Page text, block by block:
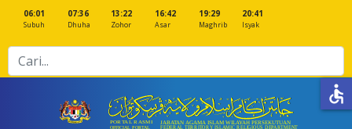
06:01
Subuh
07:36
Dhuha
13:22
Zohor
16:42
Asar
19:29
Maghrib
20:41
Isyak
Cari
accessible